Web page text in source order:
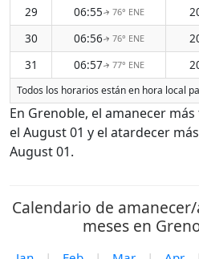
29 06:55↑ 76° ENE
30
06:56↑ 76° ENE
31
06:57↑ 77° ENE
Todos los horarios están en hora local
En Grenoble, el amanecer
el August 01 y el atardecer
August 01.
Calendario de
meses en